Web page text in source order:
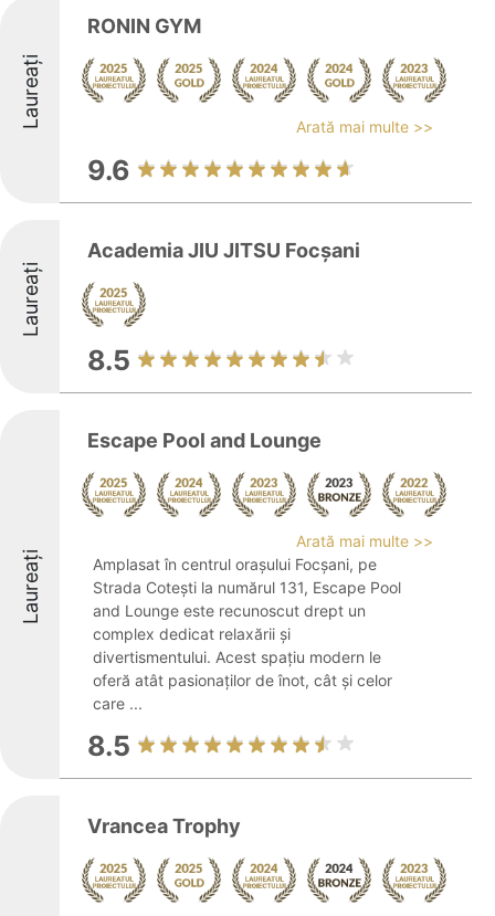
Laureați
RONIN GYM
Arată mai multe >>
9.6
Laureați
Academia JIU JITSU Focșani
8.5
Laureați
Escape Pool and Lounge
Arată mai multe >>
Amplasat în centrul orașului Focșani, pe
Strada Cotești la numărul 131, Escape Pool
and Lounge este recunoscut drept un
complex dedicat relaxării și
divertismentului. Acest spațiu modern le
oferă atât pasionaților de înot, cât și celor
care ...
8.5
Vrancea Trophy